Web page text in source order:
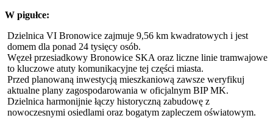
W pigułce:
Dzielnica VI Bronowice zajmuje 9,56 km kwadratowych i jest
domem dla ponad 24 tysięcy osób.
Węzeł przesiadkowy Bronowice SKA oraz liczne linie tramwajowe
to kluczowe atuty komunikacyjne tej części miasta.
Przed planowaną inwestycją mieszkaniową zawsze weryfikuj
aktualne plany zagospodarowania w oficjalnym BIP MK.
Dzielnica harmonijnie łączy historyczną zabudowę z
nowoczesnymi osiedlami oraz bogatym zapleczem oświatowym.